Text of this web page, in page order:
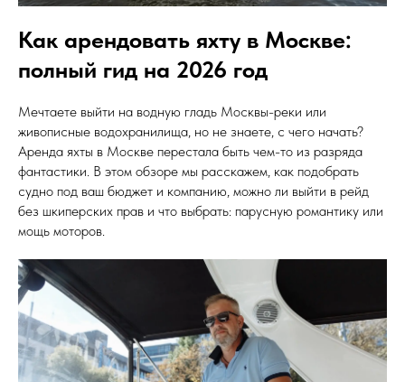
Как арендовать яхту в Москве:
полный гид на 2026 год
Мечтаете выйти на водную гладь Москвы-реки или
живописные водохранилища, но не знаете, с чего начать?
Аренда яхты в Москве перестала быть чем-то из разряда
фантастики. В этом обзоре мы расскажем, как подобрать
судно под ваш бюджет и компанию, можно ли выйти в рейд
без шкиперских прав и что выбрать: парусную романтику или
мощь моторов.